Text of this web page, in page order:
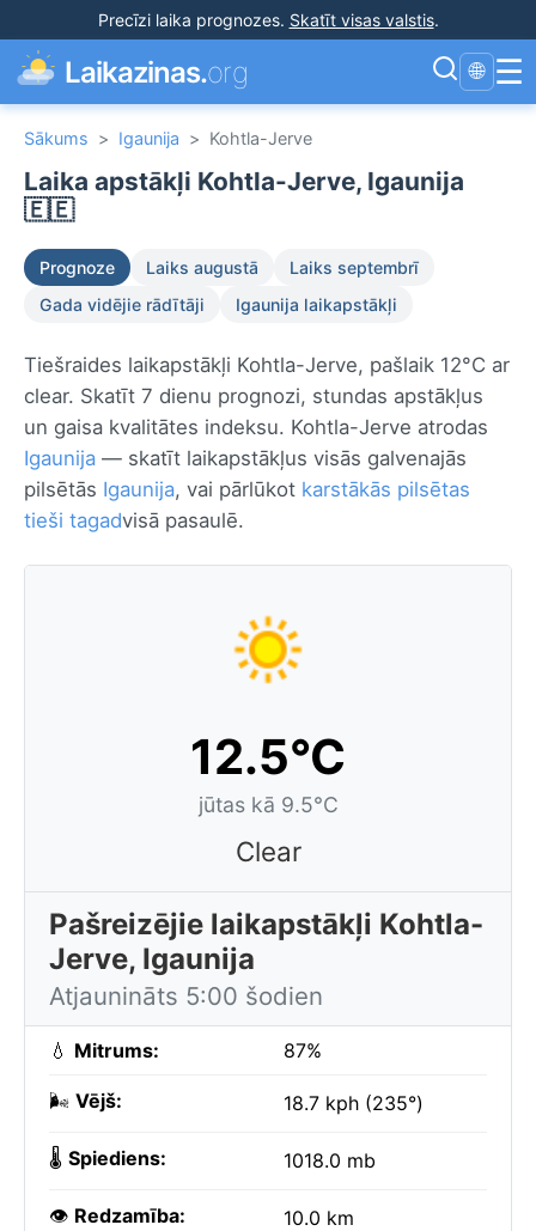
Precīzi laika prognozes. Skatīt visas valstis.
Laikazinas.org 🌐 ☰
Sākums > Igaunija > Kohtla-Jerve
Laika apstākļi Kohtla-Jerve, Igaunija
🇪🇪
Prognoze Laiks augustā
Laiks septembrī
Gada vidējie rādītāji
Igaunija laikapstākļi
Tiešraides laikapstākļi Kohtla-Jerve, pašlaik 12°C ar
clear. Skatīt 7 dienu prognozi, stundas apstākļus
un gaisa kvalitātes indeksu. Kohtla-Jerve atrodas
Igaunija — skatīt laikapstākļus visās galvenajās
pilsētās Igaunija, vai pārlūkot karstākās pilsētas
tieši tagadvisā pasaulē.
12.5°C
jūtas kā 9.5°C
Clear
Pašreizējie laikapstākļi Kohtla-
Jerve, Igaunija
Atjaunināts 5:00 šodien
💧 Mitrums: 87%
🌬️ Vējš: 18.7 kph (235°)
🌡️ Spiediens: 1018.0 mb
👁️ Redzamība: 10.0 km